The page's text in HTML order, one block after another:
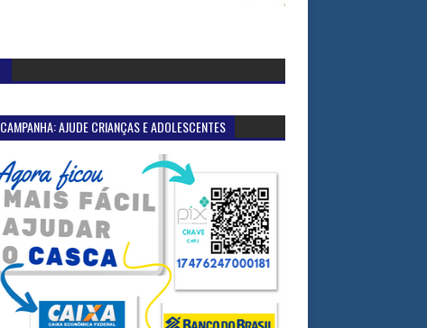
CAMPANHA: AJUDE CRIANÇAS E ADOLESCENTES